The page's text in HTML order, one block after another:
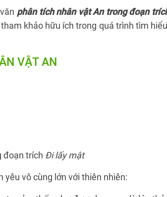
phân tích nhân vật An trong đoạn
khảo hữu ích trong quá trình tìm
VẬT AN
đoạn trích Đi lấy mật
yêu vô cùng lớn với thiên nhiên: